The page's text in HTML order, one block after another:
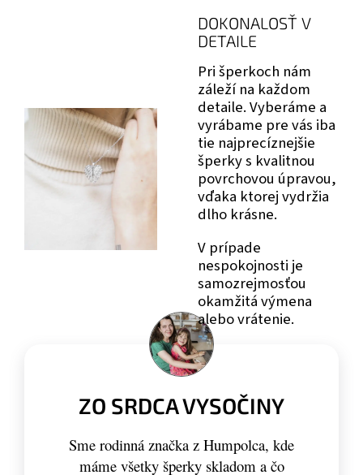
DOKONALOSŤ V
DETAILE
Pri šperkoch nám
záleží na každom
detaile. Vyberáme a
vyrábame pre vás iba
tie najprecíznejšie
šperky s kvalitnou
povrchovou úpravou,
vďaka ktorej vydržia
dlho krásne.
V prípade
nespokojnosti je
samozrejmosťou
okamžitá výmena
alebo vrátenie.
ZO SRDCA VYSOČINY
Sme rodinná značka z Humpolca, kde
máme všetky šperky skladom a čo